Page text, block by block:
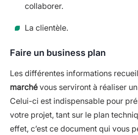
collaborer.
La clientèle.
Faire un business plan
Les différentes informations
marché vous serviront à réaliser
Celui-ci est indispensable pour
votre projet, tant sur le plan
effet, c’est ce document qui vous